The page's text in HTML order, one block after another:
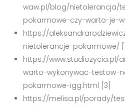
waw.pl/blog/nietolerancja/
pokarmowe-czy-warto-je-
https://
nietolerancje-pokarmowe/
https://www.studiozycia.pl/
warto-wykonywac-testow-
pokarmowe-igg.html [3]
https://melisa.pl/porady/